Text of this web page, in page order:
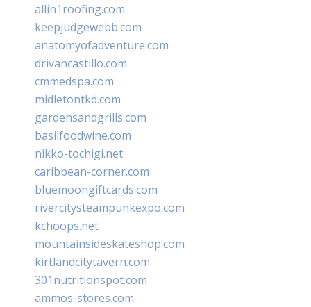
allin1roofing.com
keepjudgewebb.com
anatomyofadventure.com
drivancastillo.com
cmmedspa.com
midletontkd.com
gardensandgrills.com
basilfoodwine.com
nikko-tochigi.net
caribbean-corner.com
bluemoongiftcards.com
rivercitysteampunkexpo.com
kchoops.net
mountainsideskateshop.com
kirtlandcitytavern.com
301nutritionspot.com
ammos-stores.com